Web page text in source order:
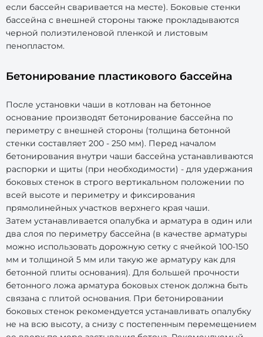
если бассейн сваривается на месте). Боковые стенки
бассейна с внешней стороны также прокладываются
черной полиэтиленовой пленкой и листовым
пенопластом.
Бетонирование пластикового бассейна
После установки чаши в котлован на бетонное
основание производят бетонирование бассейна по
периметру с внешней стороны (толщина бетонной
стенки составляет 200 - 250 мм). Перед началом
бетонирования внутри чаши бассейна устанавливаются
распорки и щиты (при необходимости) - для удержания
боковых стенок в строго вертикальном положении по
всей высоте и периметру и фиксирования
прямолинейных участков верхнего края чаши.
Затем устанавливается опалубка и арматура в один или
два слоя по периметру бассейна (в качестве арматуры
можно использовать дорожную сетку с ячейкой 100-150
мм и толщиной 5 мм или такую же арматуру как для
бетонной плиты основания). Для большей прочности
бетонного ложа арматура боковых стенок должна быть
связана с плитой основания. При бетонировании
боковых стенок рекомендуется устанавливать опалубку
не на всю высоту, а снизу с постепенным перемещением